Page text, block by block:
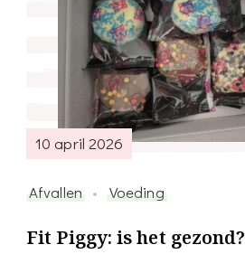
10 april 2026
Afvallen Voeding
Fit Piggy: is het gezond?